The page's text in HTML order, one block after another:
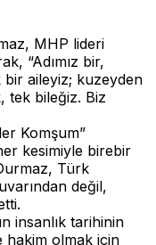
MHP lideri
“Adımız bir,
bir aileyiz; kuzeyden
tek bileğiz. Biz
Komşum”
kesimiyle birebir
Türk
değil,
insanlık tarihinin
hakim olmak için